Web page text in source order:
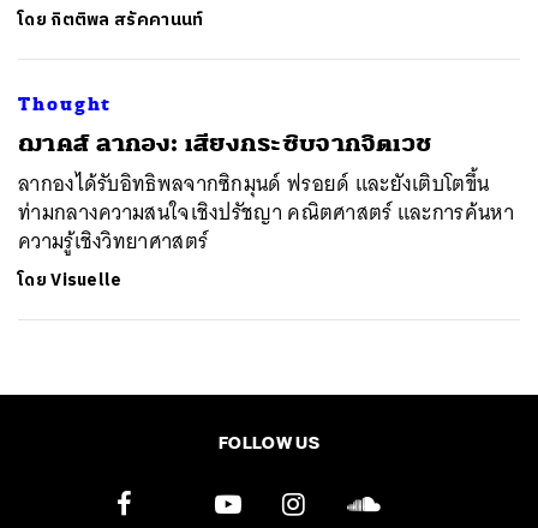
โดย กิตติพล สรัคคานนท์
Thought
​ฌาคส์ ลากอง: เสียงกระซิบจากจิตเวช
ลากองได้รับอิทธิพลจากซิกมุนด์ ฟรอยด์ และยังเติบโตขึ้น
ท่ามกลางความสนใจเชิงปรัชญา คณิตศาสตร์ และการค้นหา
ความรู้เชิงวิทยาศาสตร์
โดยVisuelle
FOLLOW US